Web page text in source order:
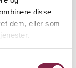
disse
dem, eller som